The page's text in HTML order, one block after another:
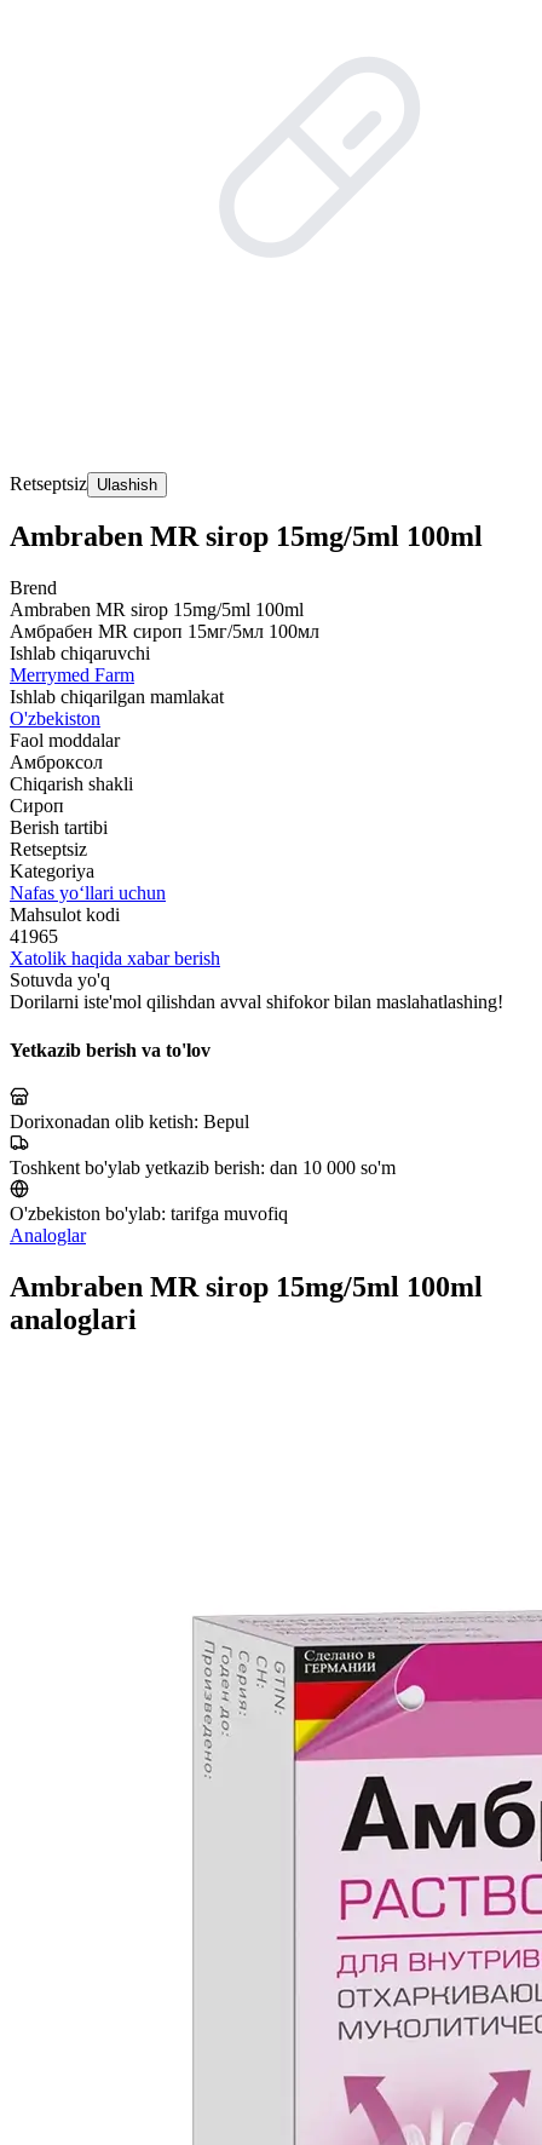
Retseptsiz Ulashish
Ambraben MR sirop 15mg/5ml 100ml
Brend
Ambraben MR sirop 15mg/5ml 100ml
Амбрабен MR сироп 15мг/5мл 100мл
Ishlab chiqaruvchi
Merrymed Farm
Ishlab chiqarilgan mamlakat
O'zbekiston
Faol moddalar
Амброксол
Chiqarish shakli
Сироп
Berish tartibi
Retseptsiz
Kategoriya
Nafas yo‘llari uchun
Mahsulot kodi
41965
Xatolik haqida xabar berish
Sotuvda yo'q
Dorilarni iste'mol qilishdan avval shifokor bilan maslahatlashing!
Yetkazib berish va to'lov
Dorixonadan olib ketish: Bepul
Toshkent bo'ylab yetkazib berish: dan 10 000 so'm
O'zbekiston bo'ylab: tarifga muvofiq
Analoglar
Ambraben MR sirop 15mg/5ml 100ml
analoglari